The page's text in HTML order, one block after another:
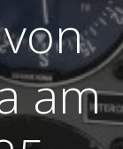
am